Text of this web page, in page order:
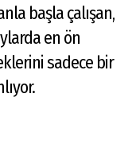
Gizlilik
İlkeleri
başla çalışan,
en ön
sadece bir